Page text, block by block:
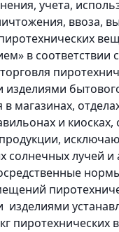
учета,
ввоза,
в соответствии
изделиями
магазинах,
и
солнечных лучей
изделиями
пиротехнических